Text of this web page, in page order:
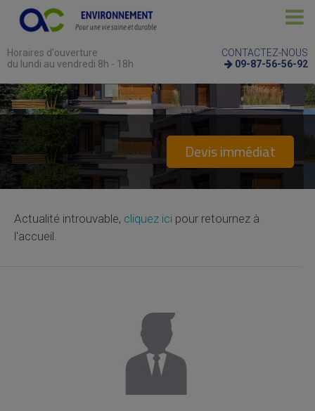
Horaires d'ouverture
du lundi au vendredi 8h - 18h
CONTACTEZ-NOUS
09-87-56-56-92
Devis immédiat
Actualité introuvable, cliquez ici pour retournez à
l'accueil.